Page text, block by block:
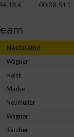
00:38:51.1
Nachname
Wagner
Haist
Marke
Neumüller
Wagner
Karcher